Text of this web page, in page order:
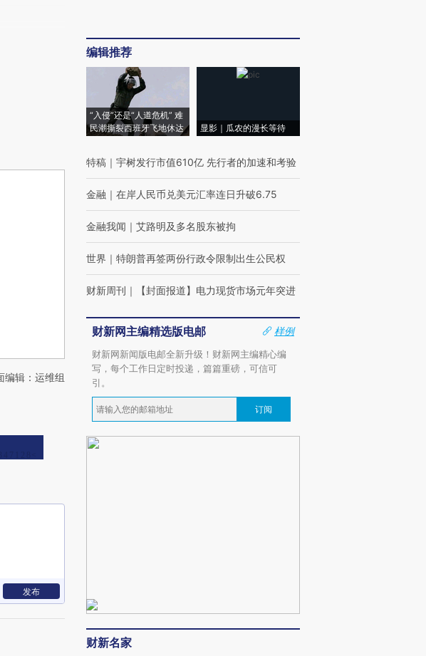
编辑：运维组
发布
编辑推荐
“入侵”还是“人道危机” 难
民潮撕裂西班牙飞地休达
显影｜瓜农的漫长等待
特稿 ｜ 宇树发行市值610亿 先行者的加速和考验
金融 ｜ 在岸人民币兑美元汇率连日升破6.75
金融我闻 ｜ 艾路明及多名股东被拘
世界 ｜ 特朗普再签两份行政令限制出生公民权
财新周刊 ｜ 【封面报道】电力现货市场元年突进
财新网主编精选版电邮
样例
财新网新闻版电邮全新升级！财新网主编精心编
写，每个工作日定时投递，篇篇重磅，可信可
引。
订阅
财新名家